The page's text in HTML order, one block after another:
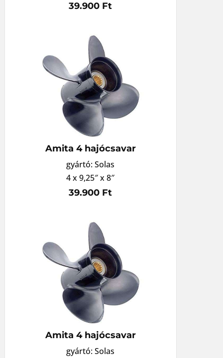
39.900 Ft
Amita 4 hajócsavar
gyártó: Solas
4 x 9,25″ x 8″
39.900 Ft
Amita 4 hajócsavar
gyártó: Solas